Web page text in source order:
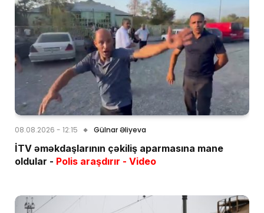
08.08.2026 - 12:15 Gülnar Əliyeva
İTV əməkdaşlarının çəkiliş aparmasına mane
oldular - Polis araşdırır - Video